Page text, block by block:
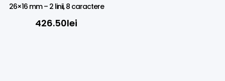
26×16 mm – 2 linii, 8 caractere
426.50lei